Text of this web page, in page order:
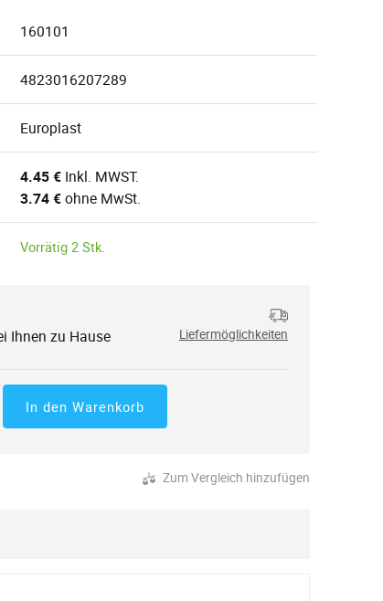
160101
4823016207289
Europlast
4.45 € Inkl. MWST.
3.74 €ohne MwSt.
Vorrätig 2 Stk.
Ihnen zu Hause
Liefermöglichkeiten
In den Warenkorb
Zum Vergleich hinzufügen